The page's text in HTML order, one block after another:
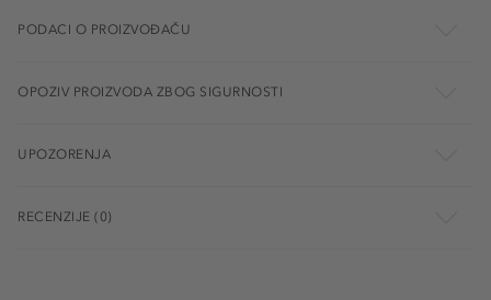
PODACI O PROIZVOĐAČU
OPOZIV PROIZVODA ZBOG SIGURNOSTI
UPOZORENJA
RECENZIJE (0)